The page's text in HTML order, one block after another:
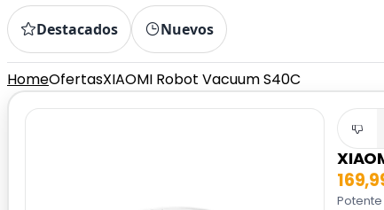
Destacados Nuevos
HomeOfertasXIAOMI Robot Vacuum S40C